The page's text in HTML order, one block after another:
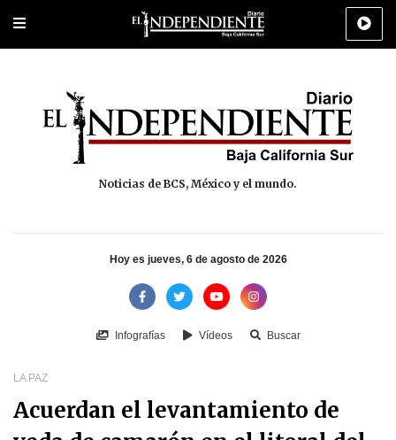
Portada Los Cabos Policiaca Deportes Cultura
Noticias de BCS, México y el mundo.
Hoy es jueves, 6 de agosto de 2026
Infografías Vídeos Buscar
LA PAZ
Acuerdan el levantamiento de